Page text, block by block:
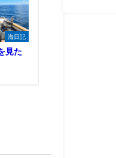
海日記
見た